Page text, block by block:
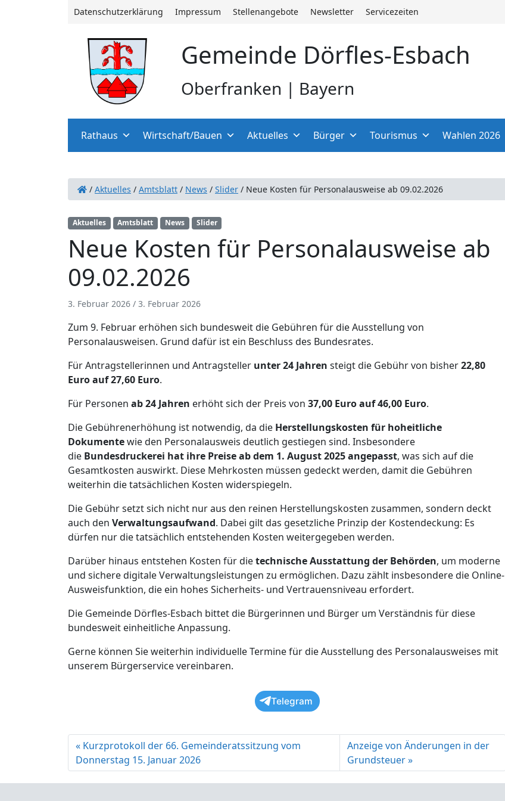
Datenschutzerklärung Impressum Stellenangebote Newsletter Servicezeiten
Gemeinde Dörfles-Esbach
Oberfranken | Bayern
Rathaus Wirtschaft/Bauen Aktuelles Bürger Tourismus Wahlen 2026
/ Aktuelles / Amtsblatt / News / Slider / Neue Kosten für Personalausweise ab 09.02.2026
Aktuelles Amtsblatt News Slider
Neue Kosten für Personalausweise ab
09.02.2026
3. Februar 2026 / 3. Februar 2026
Zum 9. Februar erhöhen sich bundesweit die Gebühren für die Ausstellung von
Personalausweisen. Grund dafür ist ein Beschluss des Bundesrates.
Für Antragstellerinnen und Antragsteller unter 24 Jahren steigt die Gebühr von bisher22,80
Euro auf 27,60 Euro.
Für Personen ab 24 Jahren erhöht sich der Preis von 37,00 Euro auf 46,00 Euro.
Die Gebührenerhöhung ist notwendig, da die Herstellungskosten für hoheitliche
Dokumentewie den Personalausweis deutlich gestiegen sind. Insbesondere
die Bundesdruckerei hat ihre Preise ab dem 1. August 2025 angepasst, was sich auf die
Gesamtkosten auswirkt. Diese Mehrkosten müssen gedeckt werden, damit die Gebühren
weiterhin die tatsächlichen Kosten widerspiegeln.
Die Gebühr setzt sich nicht nur aus den reinen Herstellungskosten zusammen, sondern deckt
auch den Verwaltungsaufwand. Dabei gilt das gesetzliche Prinzip der Kostendeckung: Es
dürfen nur die tatsächlich entstehenden Kosten weitergegeben werden.
Darüber hinaus entstehen Kosten für dietechnische Ausstattung der Behörden, um moderne
und sichere digitale Verwaltungsleistungen zu ermöglichen. Dazu zählt insbesondere die Online-
Ausweisfunktion, die ein hohes Sicherheits- und Vertrauensniveau erfordert.
Die Gemeinde Dörfles-Esbach bittet die Bürgerinnen und Bürger um Verständnis für diese
bundesweit einheitliche Anpassung.
Gerne können Sie weiterhin individuelle Termine für die Ausstellung des Personalausweises mit
unserem Bürgerservice vereinbaren.
Telegram
Kurzprotokoll der 66. Gemeinderatssitzung vom
Donnerstag 15. Januar 2026
Anzeige von Änderungen in der
Grundsteuer